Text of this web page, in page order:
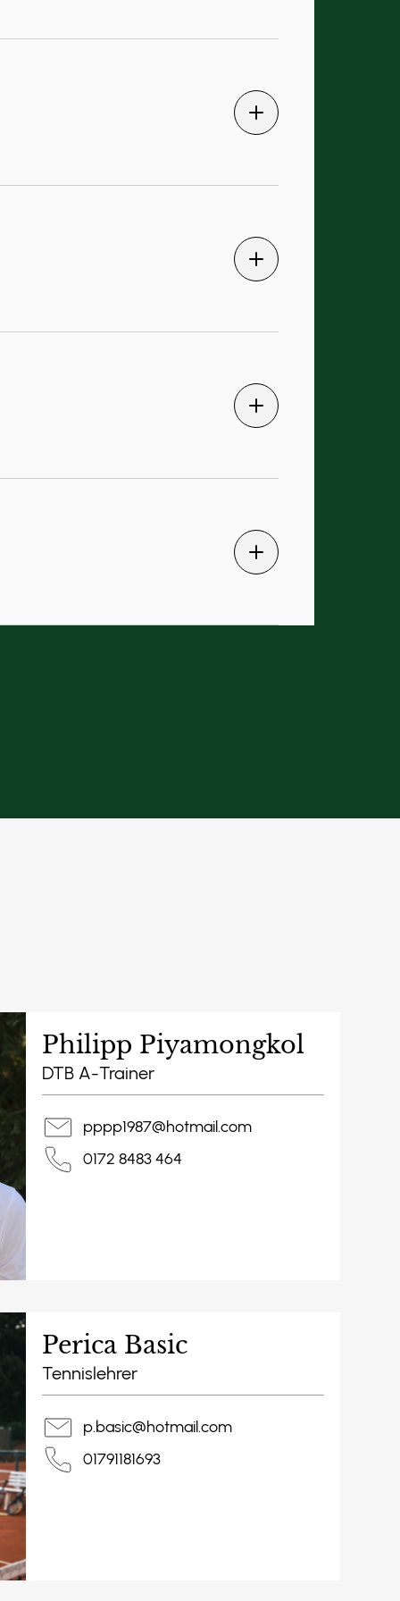
Philipp Piyamongkol
DTB A-Trainer
pppp1987@hotmail.com
0172 8483 464
Perica Basic
Tennislehrer
p.basic@hotmail.com
01791181693